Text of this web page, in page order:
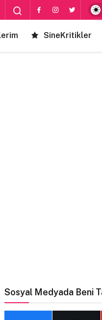
SineKritikler
Sosyal Medyada Beni